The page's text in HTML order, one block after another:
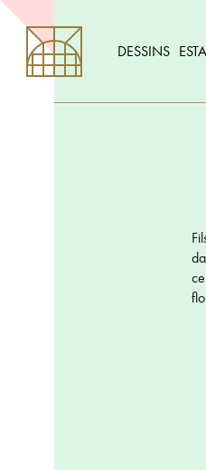
DESSINS